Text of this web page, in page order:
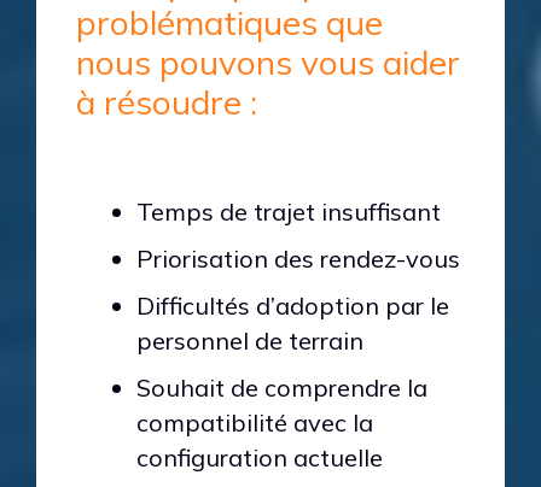
problématiques que
nous pouvons vous aider
à résoudre :
Temps de trajet insuffisant
Priorisation des rendez-vous
Difficultés d’adoption par le
personnel de terrain
Souhait de comprendre la
compatibilité avec la
configuration actuelle